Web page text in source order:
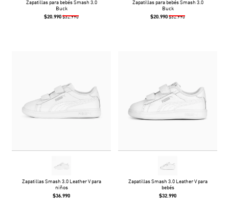
Zapatillas para bebés Smash 3.0
Buck
$20.990 $32.990
Zapatillas para bebés Smash 3.0
Buck
$20.990 $32.990
Zapatillas Smash 3.0 Leather V para
niños
$36.990
Zapatillas Smash 3.0 Leather V para
bebés
$32.990